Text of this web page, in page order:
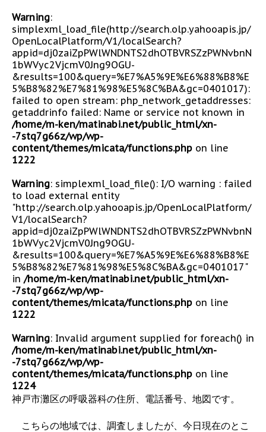
Warning:
simplexml_load_file(http://search.olp.yahooapis.jp/
OpenLocalPlatform/V1/localSearch?
appid=dj0zaiZpPWlWNDNTS2dhOTBVRSZzPWNvbnN
1bWVyc2VjcmV0Jng9OGU-
&results=100&query=%E7%A5%9E%E6%88%B8%E
5%B8%82%E7%81%98%E5%8C%BA&gc=0401017):
failed to open stream: php_network_getaddresses:
getaddrinfo failed: Name or service not known in
/home/m-ken/matinabi.net/public_html/xn-
-7stq7g66z/wp/wp-
content/themes/micata/functions.php on line
1222
Warning: simplexml_load_file(): I/O warning : failed
to load external entity
"http://search.olp.yahooapis.jp/OpenLocalPlatform/
V1/localSearch?
appid=dj0zaiZpPWlWNDNTS2dhOTBVRSZzPWNvbnN
1bWVyc2VjcmV0Jng9OGU-
&results=100&query=%E7%A5%9E%E6%88%B8%E
5%B8%82%E7%81%98%E5%8C%BA&gc=0401017"
in /home/m-ken/matinabi.net/public_html/xn-
-7stq7g66z/wp/wp-
content/themes/micata/functions.php on line
1222
Warning: Invalid argument supplied for foreach() in
/home/m-ken/matinabi.net/public_html/xn-
-7stq7g66z/wp/wp-
content/themes/micata/functions.php on line
1224
神戸市灘区の呼吸器科の住所、電話番号、地図です。
こちらの地域では、調査しましたが、今日現在のとこ